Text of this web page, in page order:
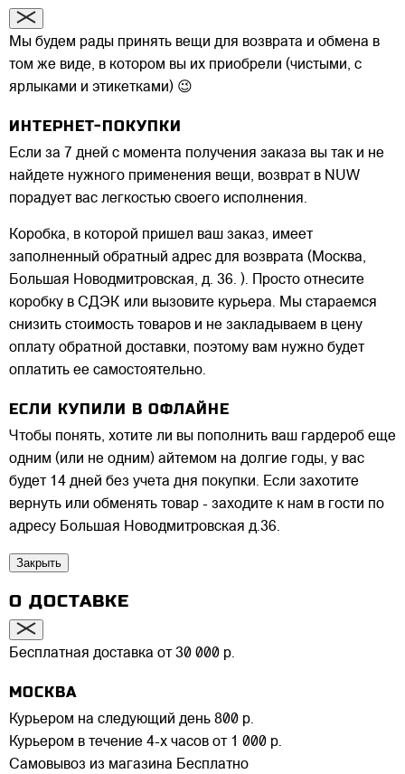
Мы будем рады принять вещи для возврата и обмена в
том же виде, в котором вы их приобрели (чистыми, с
ярлыками и этикетками) 😉
ИНТЕРНЕТ-ПОКУПКИ
Если за 7 дней с момента получения заказа вы так и не
найдете нужного применения вещи, возврат в NUW
порадует вас легкостью своего исполнения.
Коробка, в которой пришел ваш заказ, имеет
заполненный обратный адрес для возврата (Москва,
Большая Новодмитровская, д. 36. ). Просто отнесите
коробку в СДЭК или вызовите курьера. Мы стараемся
снизить стоимость товаров и не закладываем в цену
оплату обратной доставки, поэтому вам нужно будет
оплатить ее самостоятельно.
ЕСЛИ КУПИЛИ В ОФЛАЙНЕ
Чтобы понять, хотите ли вы пополнить ваш гардероб еще
одним (или не одним) айтемом на долгие годы, у вас
будет 14 дней без учета дня покупки. Если захотите
вернуть или обменять товар - заходите к нам в гости по
адресу Большая Новодмитровская д.36.
Закрыть
О ДОСТАВКЕ
Бесплатная доставка от 30 000 р.
МОСКВА
Курьером на следующий день 800 р.
Курьером в течение 4-х часов от 1 000 р.
Самовывоз из магазина Бесплатно